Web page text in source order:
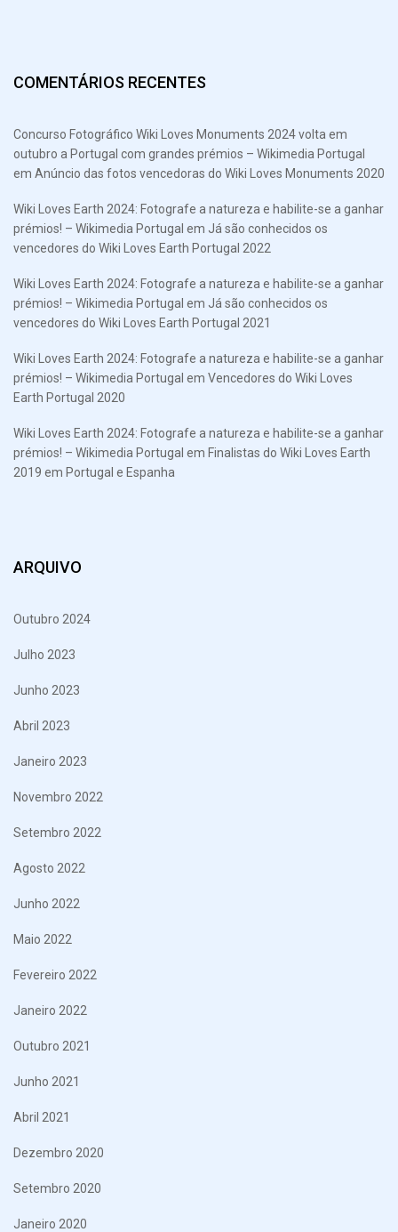
COMENTÁRIOS RECENTES
Concurso Fotográfico Wiki Loves Monuments 2024 volta em
outubro a Portugal com grandes prémios – Wikimedia Portugal
em Anúncio das fotos vencedoras do Wiki Loves Monuments 2020
Wiki Loves Earth 2024: Fotografe a natureza e habilite-se a ganhar
prémios! – Wikimedia Portugal em Já são conhecidos os
vencedores do Wiki Loves Earth Portugal 2022
Wiki Loves Earth 2024: Fotografe a natureza e habilite-se a ganhar
prémios! – Wikimedia Portugal em Já são conhecidos os
vencedores do Wiki Loves Earth Portugal 2021
Wiki Loves Earth 2024: Fotografe a natureza e habilite-se a ganhar
prémios! – Wikimedia Portugal em Vencedores do Wiki Loves
Earth Portugal 2020
Wiki Loves Earth 2024: Fotografe a natureza e habilite-se a ganhar
prémios! – Wikimedia Portugal em Finalistas do Wiki Loves Earth
2019 em Portugal e Espanha
ARQUIVO
Outubro 2024
Julho 2023
Junho 2023
Abril 2023
Janeiro 2023
Novembro 2022
Setembro 2022
Agosto 2022
Junho 2022
Maio 2022
Fevereiro 2022
Janeiro 2022
Outubro 2021
Junho 2021
Abril 2021
Dezembro 2020
Setembro 2020
Janeiro 2020